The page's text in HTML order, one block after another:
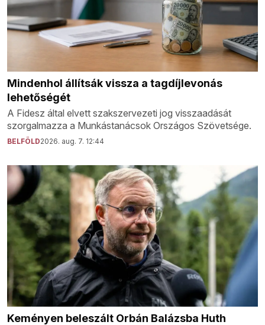
Mindenhol állítsák vissza a tagdíjlevonás
lehetőségét
A Fidesz által elvett szakszervezeti jog visszaadását
szorgalmazza a Munkástanácsok Országos Szövetsége.
BELFÖLD2026. aug. 7. 12:44
Keményen beleszált Orbán Balázsba Huth